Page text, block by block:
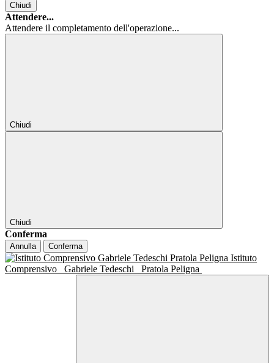
Chiudi
Attendere...
Attendere il completamento dell'operazione...
Chiudi
Chiudi
Conferma
Annulla Conferma
Istituto
Comprensivo
Gabriele Tedeschi Pratola Peligna